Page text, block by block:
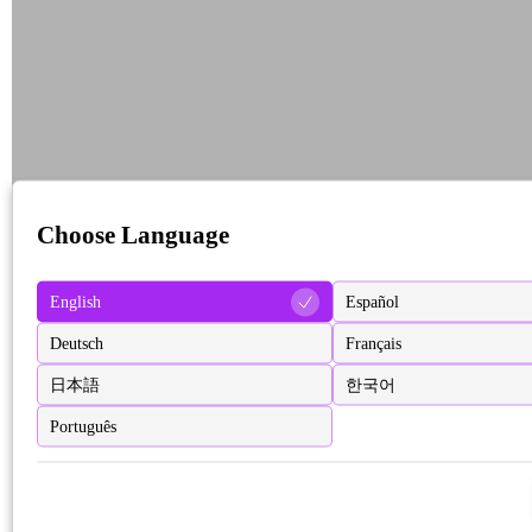
Choose Language
English Español
Deutsch Français
日本語 한국어
Português